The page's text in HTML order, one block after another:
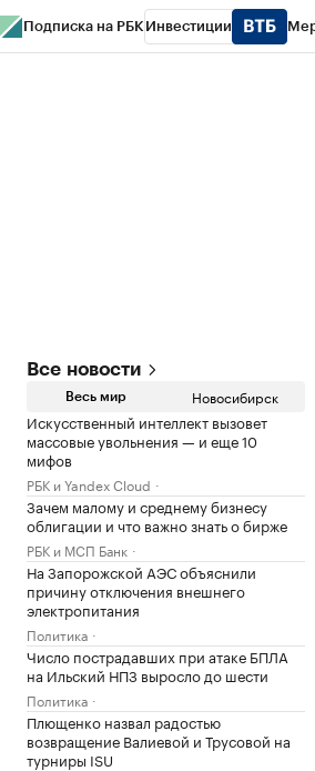
Подписка на РБК Инвестиции
Все новости
Весь мир Новосибирск
Искусственный интеллект вызовет
массовые увольнения — и еще 10
мифов
РБК и Yandex Cloud
Зачем малому и среднему бизнесу
облигации и что важно знать о бирже
РБК и МСП Банк
На Запорожской АЭС объяснили
причину отключения внешнего
электропитания
Политика
Число пострадавших при атаке БПЛА
на Ильский НПЗ выросло до шести
Политика
Плющенко назвал радостью
возвращение Валиевой и Трусовой на
турниры ISU